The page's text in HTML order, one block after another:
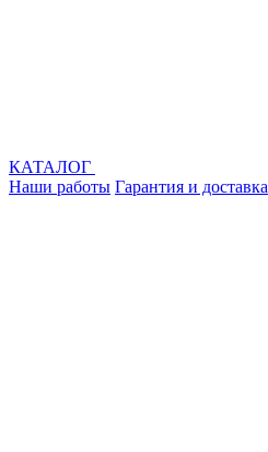
КАТАЛОГ
Наши работы Гарантия и доставка